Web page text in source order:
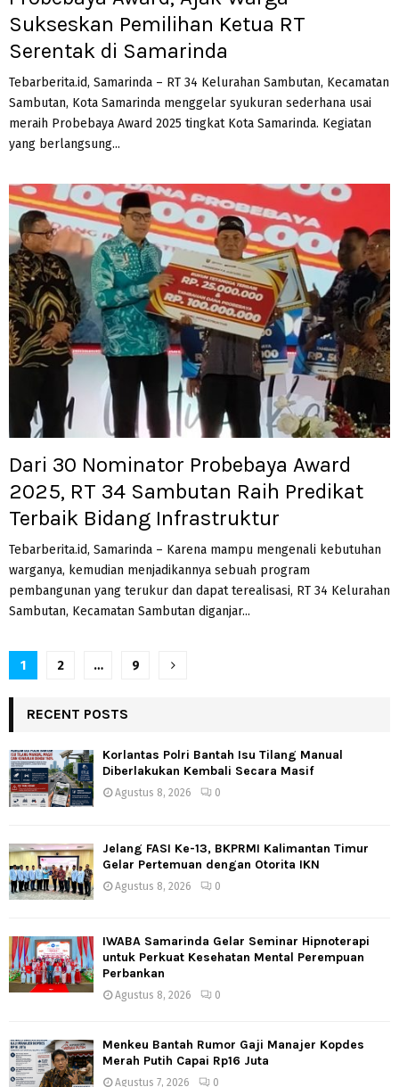
Sukseskan Pemilihan Ketua RT
Serentak di Samarinda
Tebarberita.id, Samarinda – RT 34 Kelurahan Sambutan, Kecamatan
Sambutan, Kota Samarinda menggelar syukuran sederhana usai
meraih Probebaya Award 2025 tingkat Kota Samarinda. Kegiatan
yang berlangsung...
Dari 30 Nominator Probebaya Award
2025, RT 34 Sambutan Raih Predikat
Terbaik Bidang Infrastruktur
Tebarberita.id, Samarinda – Karena mampu mengenali kebutuhan
warganya, kemudian menjadikannya sebuah program
pembangunan yang terukur dan dapat terealisasi, RT 34 Kelurahan
Sambutan, Kecamatan Sambutan diganjar...
Paginasi
pos
1 2 … 9
RECENT POSTS
Korlantas Polri Bantah Isu Tilang Manual
Diberlakukan Kembali Secara Masif
Agustus 8, 2026 0
Jelang FASI Ke-13, BKPRMI Kalimantan Timur
Gelar Pertemuan dengan Otorita IKN
Agustus 8, 2026 0
IWABA Samarinda Gelar Seminar Hipnoterapi
untuk Perkuat Kesehatan Mental Perempuan
Perbankan
Agustus 8, 2026 0
Menkeu Bantah Rumor Gaji Manajer Kopdes
Merah Putih Capai Rp16 Juta
Agustus 7, 2026 0